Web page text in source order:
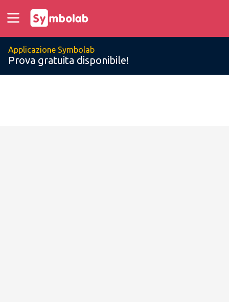
Applicazione Symbolab
Prova gratuita disponibile!